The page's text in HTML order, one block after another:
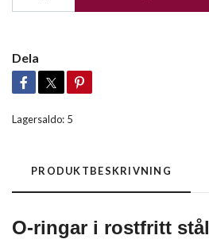
Dela
Lagersaldo: 5
PRODUKTBESKRIVNING
O-ringar i rostfritt stål